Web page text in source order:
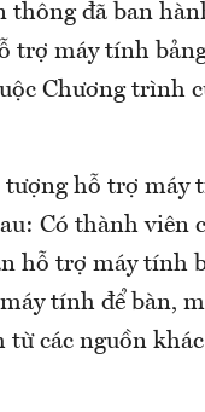
thông đã ban
trợ máy tính
Chương trình
hỗ trợ máy
Có thành viên
hỗ trợ máy tính
tính để bàn,
từ các nguồn